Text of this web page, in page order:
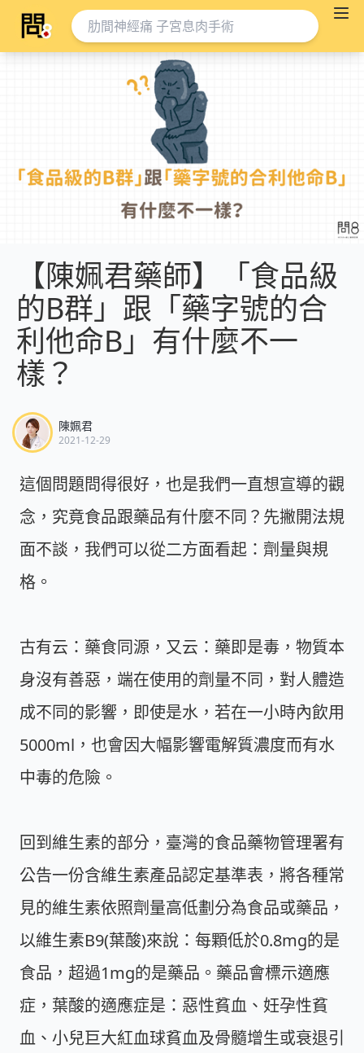
【陳姵君藥師】「食品級
的B群」跟「藥字號的合
利他命B」有什麼不一
樣？
陳姵君
2021-12-29
這個問題問得很好，也是我們一直想宣導的觀
念，究竟食品跟藥品有什麼不同？先撇開法規
面不談，我們可以從二方面看起：劑量與規
格。
古有云：藥食同源，又云：藥即是毒，物質本
身沒有善惡，端在使用的劑量不同，對人體造
成不同的影響，即使是水，若在一小時內飲用
5000ml，也會因大幅影響電解質濃度而有水
中毒的危險。
回到維生素的部分，臺灣的食品藥物管理署有
公告一份含維生素產品認定基準表，將各種常
見的維生素依照劑量高低劃分為食品或藥品，
以維生素B9(葉酸)來說：每顆低於0.8mg的是
食品，超過1mg的是藥品。藥品會標示適應
症，葉酸的適應症是：惡性貧血、妊孕性貧
血、小兒巨大紅血球貧血及骨髓增生或衰退引